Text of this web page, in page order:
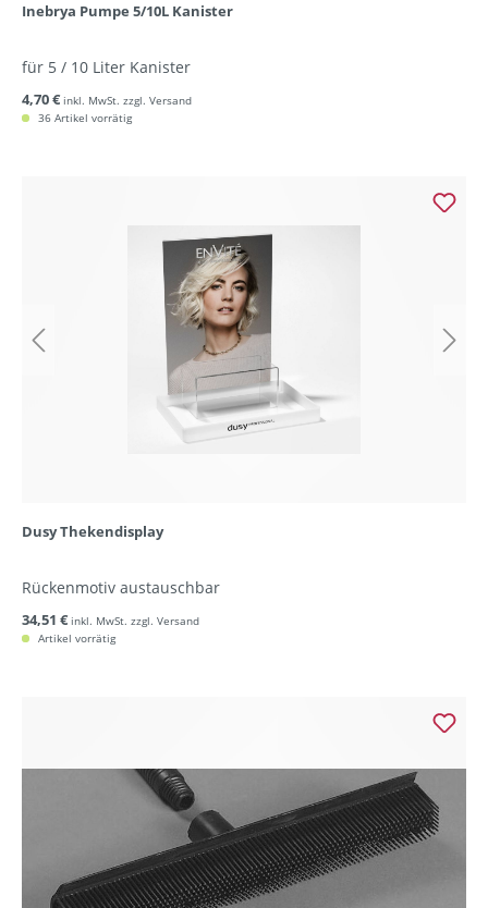
Inebrya Pumpe 5/10L Kanister
für 5 / 10 Liter Kanister
4,70 € inkl. MwSt. zzgl. Versand
36 Artikel vorrätig
Dusy Thekendisplay
Rückenmotiv austauschbar
34,51 € inkl. MwSt. zzgl. Versand
Artikel vorrätig